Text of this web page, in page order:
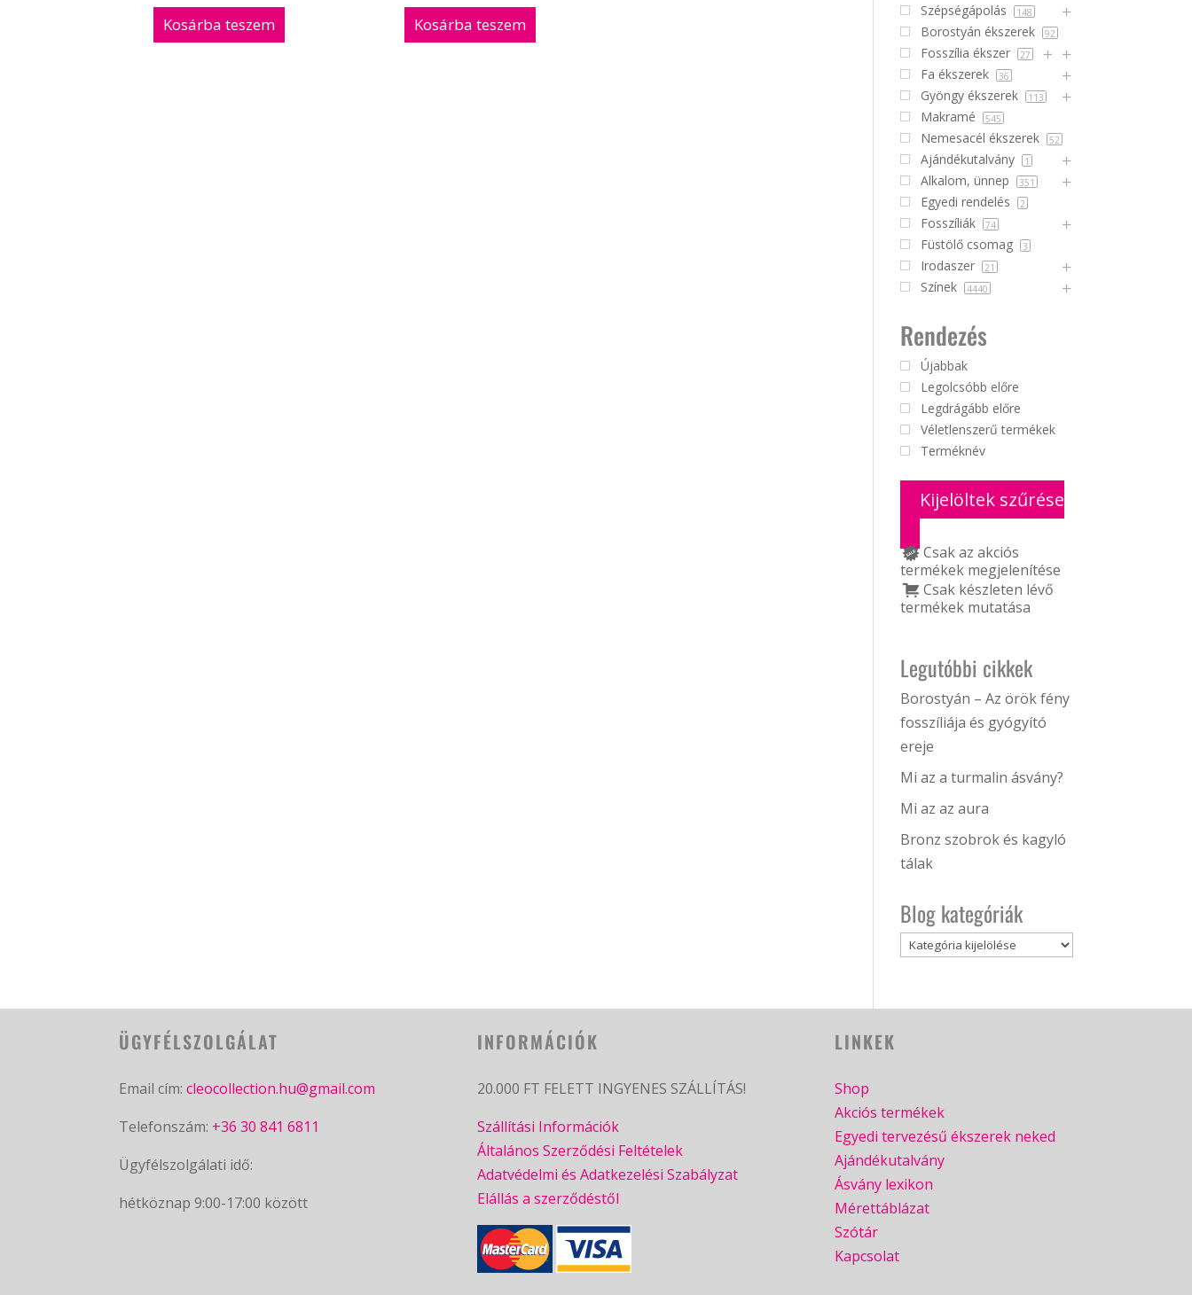
Kosárba teszem Kosárba teszem
Szépségápolás 148
Borostyán ékszerek 92
Fosszília ékszer 27
Fa ékszerek 36
Gyöngy ékszerek 113
Makramé 545
Nemesacél ékszerek 52
Ajándékutalvány 1
Alkalom, ünnep 351
Egyedi rendelés 2
Fosszíliák 74
Füstölő csomag 3
Irodaszer 21
Színek 4440
Rendezés
Újabbak
Legolcsóbb előre
Legdrágább előre
Véletlenszerű termékek
Terméknév
Kijelöltek szűrése
Csak az akciós
termékek megjelenítése
Csak készleten lévő
termékek mutatása
Legutóbbi cikkek
Borostyán – Az örök fény
fosszíliája és gyógyító
ereje
Mi az a turmalin ásvány?
Mi az az aura
Bronz szobrok és kagyló
tálak
Blog kategóriák
Blog
ÜGYFÉLSZOLGÁLAT
Email cím:cleocollection.hu@gmail.com
Telefonszám: +36 30 841 6811
Ügyfélszolgálati idő:
hétköznap 9:00-17:00 között
INFORMÁCIÓK
20.000 FT FELETT INGYENES SZÁLLÍTÁS!
Szállítási Információk
Általános Szerződési Feltételek
Adatvédelmi és Adatkezelési Szabályzat
Elállás a szerződéstől
LINKEK
Shop
Akciós termékek
Egyedi tervezésű ékszerek neked
Ajándékutalvány
Ásvány lexikon
Mérettáblázat
Szótár
Kapcsolat